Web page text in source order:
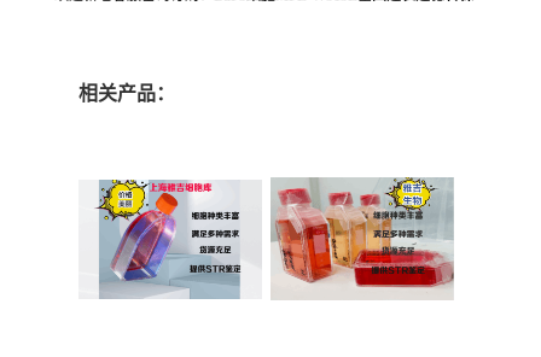
相关产品：